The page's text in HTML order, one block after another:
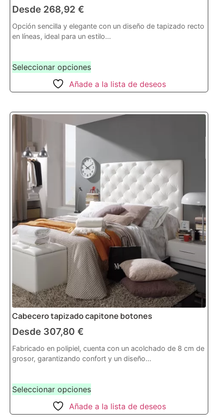
Desde 268,92 €
Opción sencilla y elegante con un diseño de tapizado recto
en líneas, ideal para un estilo...
Seleccionar opciones
Añade a la lista de deseos
Cabecero tapizado capitone botones
Desde 307,80 €
Fabricado en polipiel, cuenta con un acolchado de 8 cm de
grosor, garantizando confort y un diseño...
Seleccionar opciones
Añade a la lista de deseos